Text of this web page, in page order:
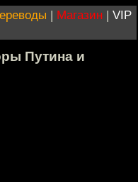
| Магазин | VIP
Путина и